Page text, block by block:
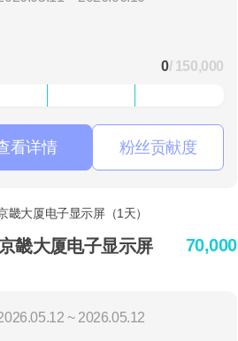
0/ 150,000
看详情 粉丝贡献度
畿大厦电子显示屏
70,000
~ 2026.05.12